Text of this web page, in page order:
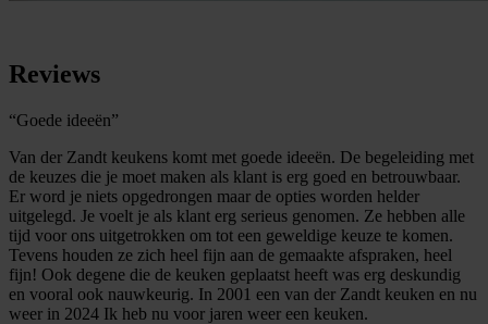
Reviews
“Goede ideeën”
Van der Zandt keukens komt met goede ideeën. De begeleiding met
de keuzes die je moet maken als klant is erg goed en betrouwbaar.
Er word je niets opgedrongen maar de opties worden helder
uitgelegd. Je voelt je als klant erg serieus genomen. Ze hebben alle
tijd voor ons uitgetrokken om tot een geweldige keuze te komen.
Tevens houden ze zich heel fijn aan de gemaakte afspraken, heel
fijn! Ook degene die de keuken geplaatst heeft was erg deskundig
en vooral ook nauwkeurig. In 2001 een van der Zandt keuken en nu
weer in 2024 Ik heb nu voor jaren weer een keuken.